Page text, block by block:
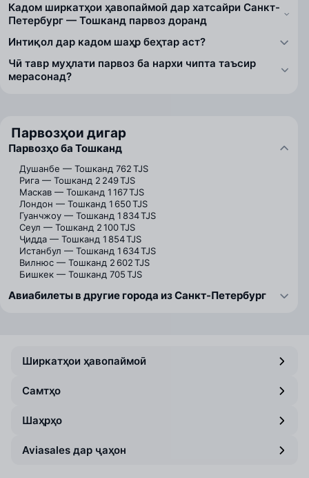
Кадом ширкатҳои ҳавопаймоӣ дар хатсайри Санкт-
Петербург — Тошканд парвоз доранд
Интиқол дар кадом шаҳр беҳтар аст?
Чӣ тавр муҳлати парвоз ба нархи чипта таъсир
мерасонад?
Парвозҳои дигар
Парвозҳо ба Тошканд
Душанбе — Тошканд 762 TJS
Рига — Тошканд 2 249 TJS
Маскав — Тошканд 1 167 TJS
Лондон — Тошканд 1 650 TJS
Гуанчжоу — Тошканд 1 834 TJS
Сеул — Тошканд 2 100 TJS
Ҷидда — Тошканд 1 854 TJS
Истанбул — Тошканд 1 634 TJS
Вилнюс — Тошканд 2 602 TJS
Бишкек — Тошканд 705 TJS
Авиабилеты в другие города из Санкт-Петербург
Ширкатҳои ҳавопаймоӣ
Самтҳо
Шаҳрҳо
Aviasales дар ҷаҳон